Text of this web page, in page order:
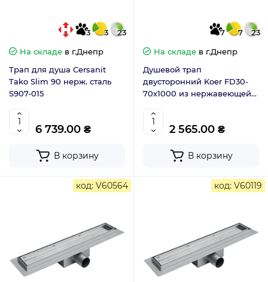
3 3
23
На складе в г.Днепр
Трап для душа Cersanit
Tako Slim 90 нерж. сталь
S907-015
6 739.00 ₴
В корзину
7 7
23
На складе в г.Днепр
Душевой трап
двусторонний Koer FD30-
70x1000 из нержавеющей
2 565.00 ₴
В корзину
код: V60564 код: V60119